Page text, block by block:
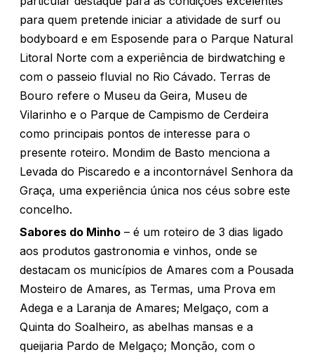
para quem pretende iniciar a atividade de surf ou
bodyboard e em Esposende para o Parque Natural
Litoral Norte com a experiência de birdwatching e
com o passeio fluvial no Rio Cávado. Terras de
Bouro refere o Museu da Geira, Museu de
Vilarinho e o Parque de Campismo de Cerdeira
como principais pontos de interesse para o
presente roteiro. Mondim de Basto menciona a
Levada do Piscaredo e a incontornável Senhora da
Graça, uma experiência única nos céus sobre este
concelho.
Sabores do Minho – é um roteiro de 3 dias ligado
aos produtos gastronomia e vinhos, onde se
destacam os municípios de Amares com a Pousada
Mosteiro de Amares, as Termas, uma Prova em
Adega e a Laranja de Amares; Melgaço, com a
Quinta do Soalheiro, as abelhas mansas e a
queijaria Pardo de Melgaço; Monção, com o